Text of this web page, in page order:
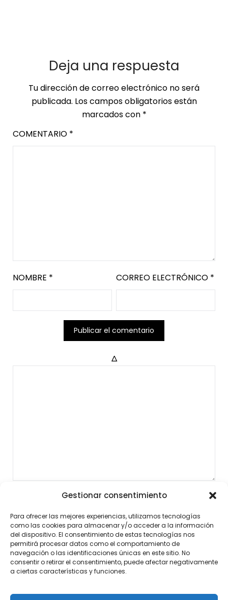
Deja una respuesta
Tu dirección de correo electrónico no será
publicada. Los campos obligatorios están
marcados con *
COMENTARIO *
NOMBRE * CORREO ELECTRÓNICO *
Δ
Gestionar consentimiento
Para ofrecer las mejores experiencias, utilizamos tecnologías
como las cookies para almacenar y/o acceder a la información
del dispositivo. El consentimiento de estas tecnologías nos
permitirá procesar datos como el comportamiento de
navegación o las identificaciones únicas en este sitio. No
consentir o retirar el consentimiento, puede afectar negativamente
a ciertas características y funciones.